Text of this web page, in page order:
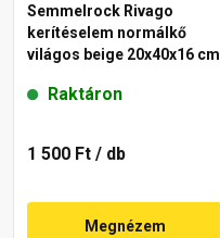
Semmelrock Rivago
kerítéselem normálkő
világos beige 20x40x16 cm
Raktáron
1 500 Ft / db
Megnézem